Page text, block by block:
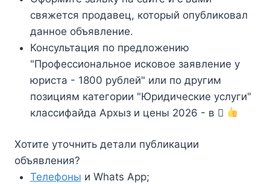
свяжется продавец, который опубликовал
данное объявление.
Консультация по предложению
"Профессиональное исковое заявление у
юриста - 1800 рублей" или по другим
позициям категории "Юридические услуги"
классифайда Архыз и цены 2026 - в
Хотите уточнить детали публикации
объявления?
Телефоны и Whats App;